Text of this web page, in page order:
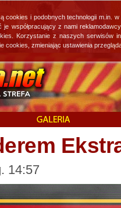
14:57
cookies i podobnych technologii
współpracujący z nami
Korzystanie z naszych
cookies, zmieniając ustawienia